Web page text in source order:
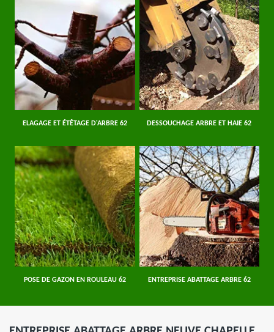
ELAGAGE ET ÉTÊTAGE D'ARBRE 62 DESSOUCHAGE ARBRE ET HAIE 62
POSE DE GAZON EN ROULEAU 62 ENTREPRISE ABATTAGE ARBRE 62